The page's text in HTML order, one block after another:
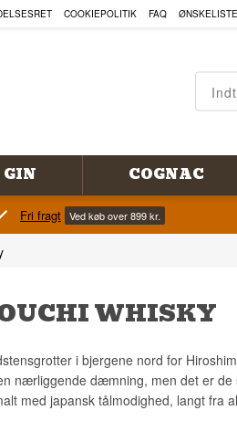
COOKIEPOLITIK FAQ ØNSKELISTE
GIN COGNAC
Fri fragt Ved køb over 899 kr.
WHISKY
i bjergene nord for
nærliggende dæmning, men det er de
med japansk tålmodighed, langt fra